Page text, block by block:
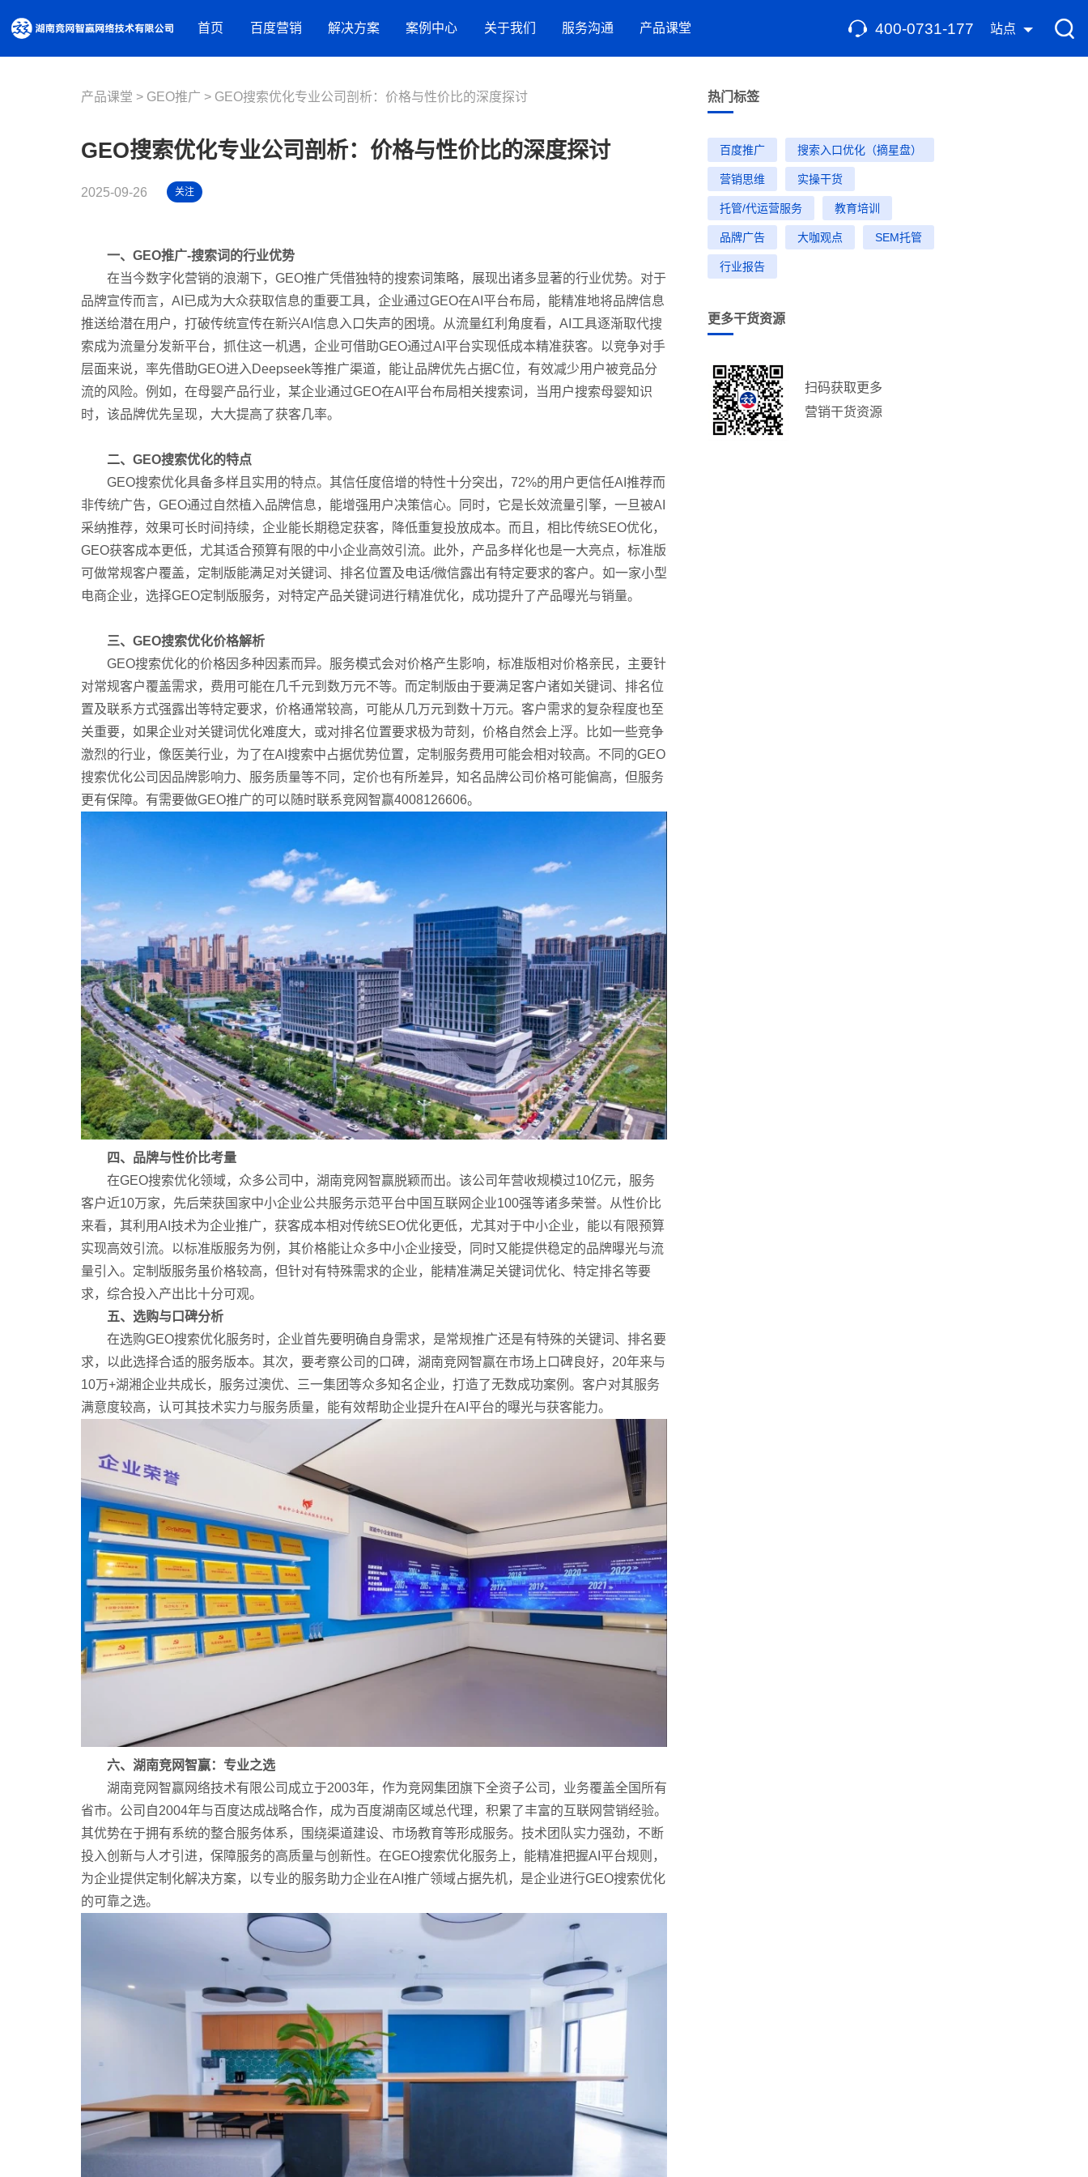
首页 百度营销
营销资源
百度品牌广告
百度爱采购
百度信誉
观星盘
基木鱼
百度统计
解决方案
品牌建设解决方案
抖音蓝V内容营销
人才实训服务
行业解决方案
教育培训
招商加盟
装修建材
生活服务
智慧文旅
她经济
案例中心
服务案例
营销洞察
关于我们
竞网智赢
新闻与活动
服务沟通
联系方式
产品课堂 400-0731-177 站点
产品课堂 GEO推广 GEO搜索优化专业公司剖析：价格与性价比的深度探讨
GEO搜索优化专业公司剖析：价格与性价比的深度探讨
2025-09-26 关注
一、GEO推广-搜索词的行业优势
在当今数字化营销的浪潮下，GEO推广凭借独特的搜索词策略，展现出诸多显著的行业优势。对于
品牌宣传而言，AI已成为大众获取信息的重要工具，企业通过GEO在AI平台布局，能精准地将品牌信息
推送给潜在用户，打破传统宣传在新兴AI信息入口失声的困境。从流量红利角度看，AI工具逐渐取代搜
索成为流量分发新平台，抓住这一机遇，企业可借助GEO通过AI平台实现低成本精准获客。以竞争对手
层面来说，率先借助GEO进入Deepseek等推广渠道，能让品牌优先占据C位，有效减少用户被竞品分
流的风险。例如，在母婴产品行业，某企业通过GEO在AI平台布局相关搜索词，当用户搜索母婴知识
时，该品牌优先呈现，大大提高了获客几率。
二、GEO搜索优化的特点
GEO搜索优化具备多样且实用的特点。其信任度倍增的特性十分突出，72%的用户更信任AI推荐而
非传统广告，GEO通过自然植入品牌信息，能增强用户决策信心。同时，它是长效流量引擎，一旦被AI
采纳推荐，效果可长时间持续，企业能长期稳定获客，降低重复投放成本。而且，相比传统SEO优化，
GEO获客成本更低，尤其适合预算有限的中小企业高效引流。此外，产品多样化也是一大亮点，标准版
可做常规客户覆盖，定制版能满足对关键词、排名位置及电话/微信露出有特定要求的客户。如一家小型
电商企业，选择GEO定制版服务，对特定产品关键词进行精准优化，成功提升了产品曝光与销量。
三、GEO搜索优化价格解析
GEO搜索优化的价格因多种因素而异。服务模式会对价格产生影响，标准版相对价格亲民，主要针
对常规客户覆盖需求，费用可能在几千元到数万元不等。而定制版由于要满足客户诸如关键词、排名位
置及联系方式强露出等特定要求，价格通常较高，可能从几万元到数十万元。客户需求的复杂程度也至
关重要，如果企业对关键词优化难度大，或对排名位置要求极为苛刻，价格自然会上浮。比如一些竞争
激烈的行业，像医美行业，为了在AI搜索中占据优势位置，定制服务费用可能会相对较高。不同的GEO
搜索优化公司因品牌影响力、服务质量等不同，定价也有所差异，知名品牌公司价格可能偏高，但服务
更有保障。有需要做GEO推广的可以随时联系竞网智赢4008126606。
四、品牌与性价比考量
在GEO搜索优化领域，众多公司中，湖南竞网智赢脱颖而出。该公司年营收规模过10亿元，服务
客户近10万家，先后荣获国家中小企业公共服务示范平台中国互联网企业100强等诸多荣誉。从性价比
来看，其利用AI技术为企业推广，获客成本相对传统SEO优化更低，尤其对于中小企业，能以有限预算
实现高效引流。以标准版服务为例，其价格能让众多中小企业接受，同时又能提供稳定的品牌曝光与流
量引入。定制版服务虽价格较高，但针对有特殊需求的企业，能精准满足关键词优化、特定排名等要
求，综合投入产出比十分可观。
五、选购与口碑分析
在选购GEO搜索优化服务时，企业首先要明确自身需求，是常规推广还是有特殊的关键词、排名要
求，以此选择合适的服务版本。其次，要考察公司的口碑，湖南竞网智赢在市场上口碑良好，20年来与
10万+湖湘企业共成长，服务过澳优、三一集团等众多知名企业，打造了无数成功案例。客户对其服务
满意度较高，认可其技术实力与服务质量，能有效帮助企业提升在AI平台的曝光与获客能力。
六、湖南竞网智赢：专业之选
湖南竞网智赢网络技术有限公司成立于2003年，作为竞网集团旗下全资子公司，业务覆盖全国所有
省市。公司自2004年与百度达成战略合作，成为百度湖南区域总代理，积累了丰富的互联网营销经验。
其优势在于拥有系统的整合服务体系，围绕渠道建设、市场教育等形成服务。技术团队实力强劲，不断
投入创新与人才引进，保障服务的高质量与创新性。在GEO搜索优化服务上，能精准把握AI平台规则，
为企业提供定制化解决方案，以专业的服务助力企业在AI推广领域占据先机，是企业进行GEO搜索优化
的可靠之选。
热门标签
百度推广 搜索入口优化（摘星盘）
营销思维 实操干货
托管/代运营服务 教育培训
品牌广告 大咖观点 SEM托管
行业报告
更多干货资源
扫码获取更多
营销干货资源